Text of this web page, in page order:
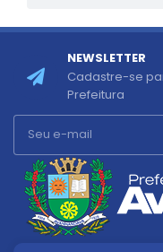
NEWSLETTER
Cadastre-se
Prefeitura